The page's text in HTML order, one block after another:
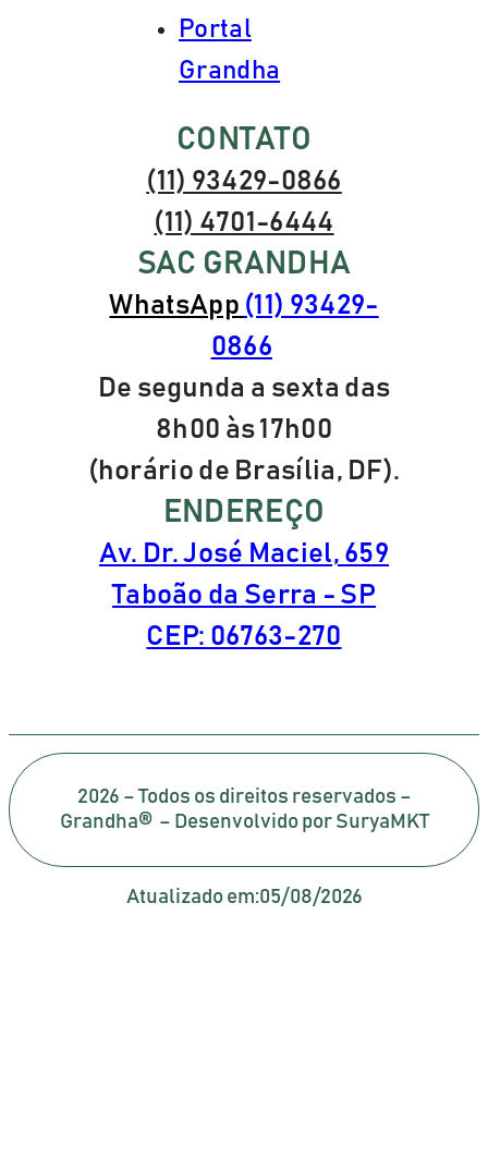
Portal
Grandha
CONTATO
(11) 93429-0866
(11) 4701-6444
SAC GRANDHA
WhatsApp (11) 93429-
0866
De segunda a sexta das
8h00 às 17h00
(horário de Brasília, DF).
ENDEREÇO
Av. Dr. José Maciel, 659
Taboão da Serra - SP
CEP: 06763-270
2026 – Todos os direitos reservados –
Grandha® – Desenvolvido por SuryaMKT
Atualizado em:05/08/2026